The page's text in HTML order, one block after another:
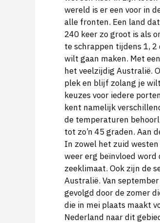
wereld is er een voor in
alle fronten. Een land
240 keer zo groot is als
te schrappen tijdens 1, 2
wilt gaan maken. Met
het veelzijdig Australië.
plek en blijf zolang je
keuzes voor iedere
kent namelijk
de temperaturen
tot zo’n 45 graden. Aan
In zowel het zuid
weer erg beïnvloed word
zeeklimaat. Ook zijn de
Australië. Van
gevolgd door de zomer
die in mei plaats maakt
Nederland naar dit